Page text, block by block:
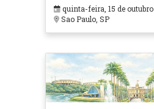
quinta-feira, 15 de outubro
Sao Paulo, SP